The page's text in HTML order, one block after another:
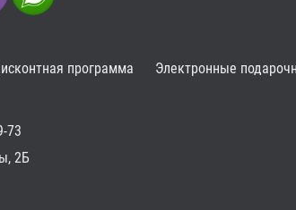
программа Электронные
73
2Б